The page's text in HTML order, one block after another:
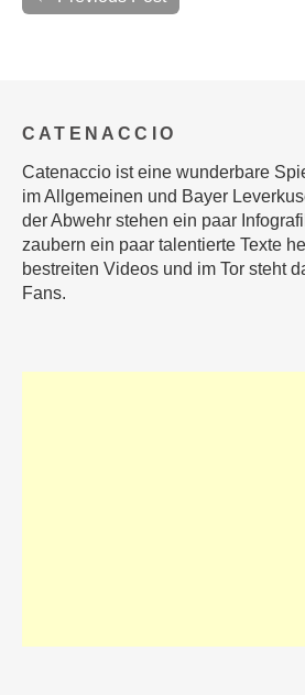
CATENACCIO
Catenaccio ist eine wunderbare
im Allgemeinen und Bayer
der Abwehr stehen ein paar
zaubern ein paar talentierte Texte
bestreiten Videos und im Tor steht
Fans.